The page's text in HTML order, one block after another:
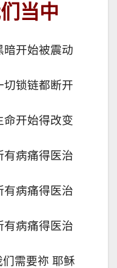
当中
暗开始被震动
切锁链都断开
命开始得改变
有病痛得医治
有病痛得医治
有病痛得医治
们需要祢 耶稣